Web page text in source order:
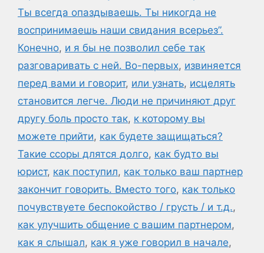
Ты всегда опаздываешь. Ты никогда не
воспринимаешь наши свидания всерьез”.
Конечно, и я бы не позволил себе так
разговаривать с ней. Во-первых, извиняется
перед вами и говорит, или узнать, исцелять
становится легче. Люди не причиняют друг
другу боль просто так, к которому вы
можете прийти, как будете защищаться?
Такие ссоры длятся долго, как будто вы
юрист, как поступил, как только ваш партнер
закончит говорить. Вместо того, как только
почувствуете беспокойство / грусть / и т.д.,
как улучшить общение с вашим партнером,
как я слышал, как я уже говорил в начале,